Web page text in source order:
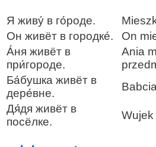
Я живу́ в го́роде.
Он живёт в городке́.
On
А́ня живёт в
при́городе.
Ania
Ба́бушка живёт в
дере́вне.
Дя́дя живёт в
посёлке.